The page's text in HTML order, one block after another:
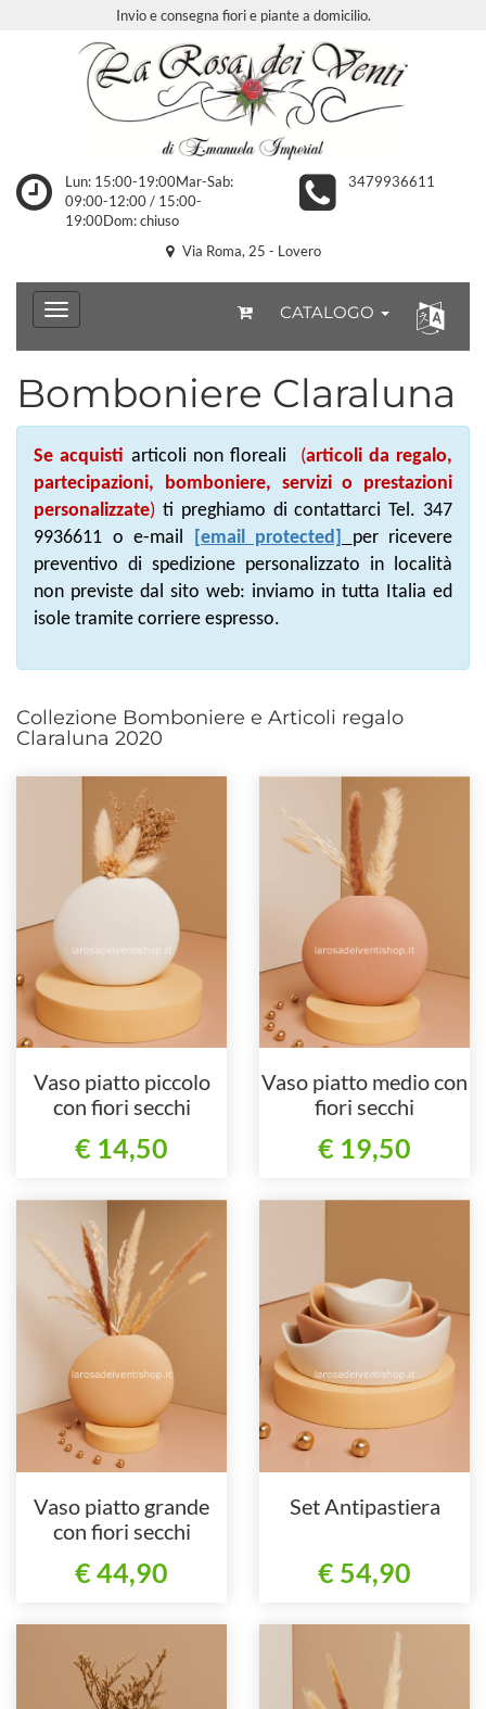
Invio e consegna fiori e piante a domicilio.
Lun: 15:00-19:00Mar-Sab:
09:00-12:00 / 15:00-
19:00Dom: chiuso
3479936611
Via Roma, 25 - Lovero
CATALOGO
Bomboniere Claraluna
Se acquisti articoli non floreali (articoli da regalo,
partecipazioni, bomboniere, servizi o prestazioni
personalizzate) ti preghiamo di contattarci Tel. 347
9936611 o e-mail
[email protected]
per ricevere
preventivo di spedizione personalizzato in località
non previste dal sito web: inviamo in tutta Italia ed
isole tramite corriere espresso.
Collezione Bomboniere e Articoli regalo
Claraluna 2020
Vaso piatto piccolo
con fiori secchi
€ 14,50
Vaso piatto medio con
fiori secchi
€ 19,50
Vaso piatto grande
con fiori secchi
€ 44,90
Set Antipastiera
€ 54,90